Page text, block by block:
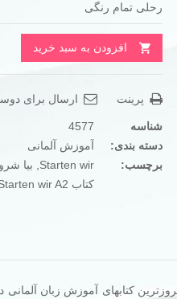
رحلی تمام رنگی
افزودن به سبد خرید
پرینت ارسال برای
شناسه
4577
دسته بندی:
آموزش آلمانی
برچسب:
Starten wir بیا
کتاب Starten wir A2